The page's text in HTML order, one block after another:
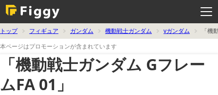
ー
く
トップ フィギュア ガンダム 機動戦士ガンダム vガンダム
「機
本ページはプロモーションが含まれています
「機動戦士ガンダム Gフレー
ムFA 01」